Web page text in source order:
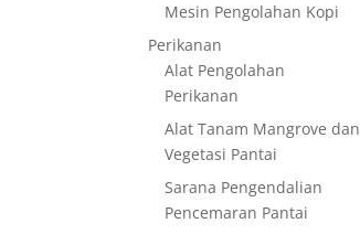
Mesin Pengolahan Kopi
Perikanan
Alat Pengolahan
Perikanan
Alat Tanam Mangrove dan
Vegetasi Pantai
Sarana Pengendalian
Pencemaran Pantai